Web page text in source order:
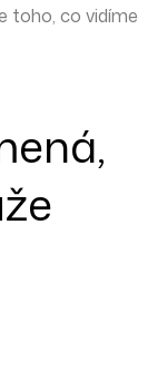
toho, co vidíme